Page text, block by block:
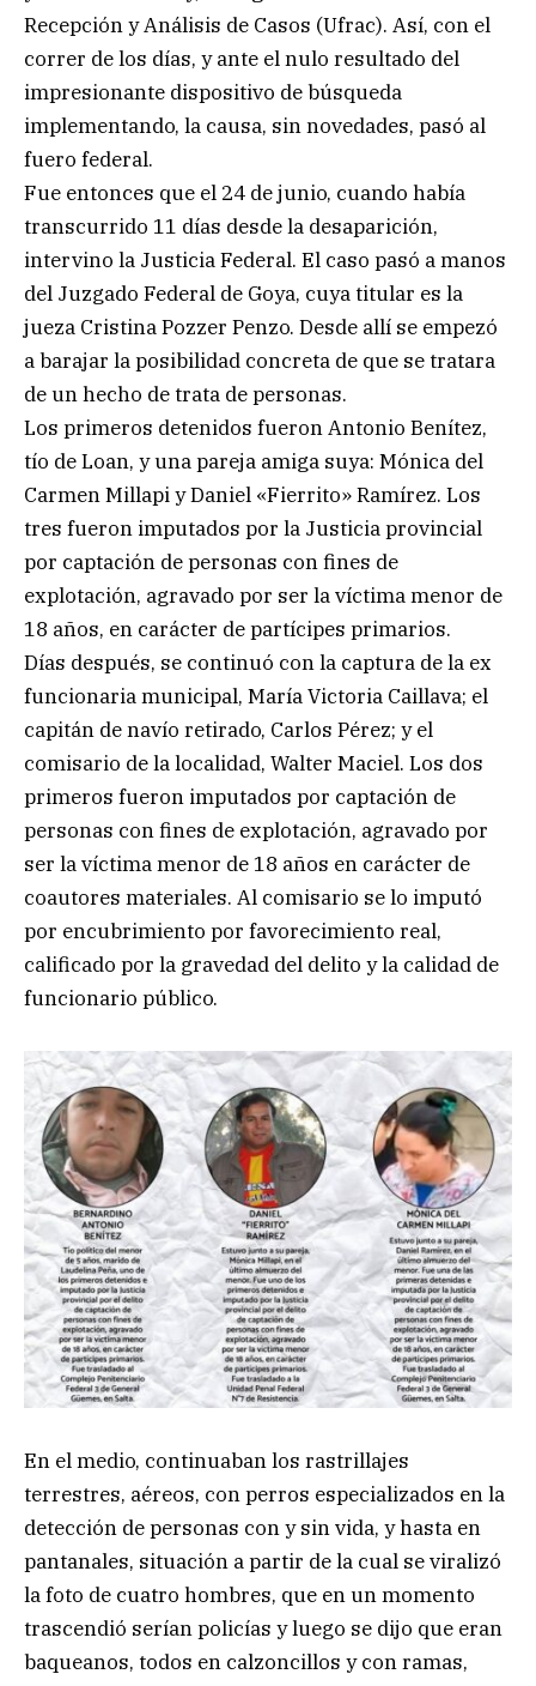
Recepción y Análisis de Casos (Ufrac). Así, con el
correr de los días, y ante el nulo resultado del
impresionante dispositivo de búsqueda
implementando, la causa, sin novedades, pasó al
fuero federal.
Fue entonces que el 24 de junio, cuando había
transcurrido 11 días desde la desaparición,
intervino la Justicia Federal. El caso pasó a manos
del Juzgado Federal de Goya, cuya titular es la
jueza Cristina Pozzer Penzo. Desde allí se empezó
a barajar la posibilidad concreta de que se tratara
de un hecho de trata de personas.
Los primeros detenidos fueron Antonio Benítez,
tío de Loan, y una pareja amiga suya: Mónica del
Carmen Millapi y Daniel «Fierrito» Ramírez. Los
tres fueron imputados por la Justicia provincial
por captación de personas con fines de
explotación, agravado por ser la víctima menor de
18 años, en carácter de partícipes primarios.
Días después, se continuó con la captura de la ex
funcionaria municipal, María Victoria Caillava; el
capitán de navío retirado, Carlos Pérez; y el
comisario de la localidad, Walter Maciel. Los dos
primeros fueron imputados por captación de
personas con fines de explotación, agravado por
ser la víctima menor de 18 años en carácter de
coautores materiales. Al comisario se lo imputó
por encubrimiento por favorecimiento real,
calificado por la gravedad del delito y la calidad de
funcionario público.
En el medio, continuaban los rastrillajes
terrestres, aéreos, con perros especializados en la
detección de personas con y sin vida, y hasta en
pantanales, situación a partir de la cual se viralizó
la foto de cuatro hombres, que en un momento
trascendió serían policías y luego se dijo que eran
baqueanos, todos en calzoncillos y con ramas,